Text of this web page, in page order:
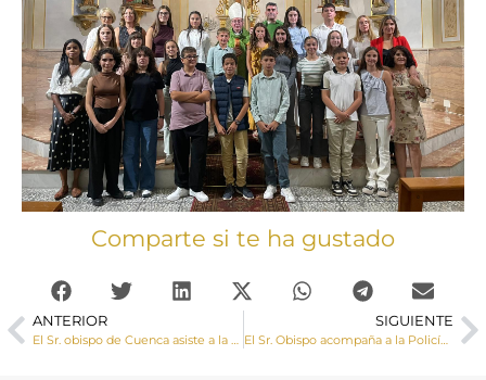
Comparte si te ha gustado
ANTERIOR
El Sr. obispo de Cuenca asiste a la toma de posesión de D. Abilio Martínez como nuevo obispo de Ciudad Real
SIGUIENTE
El Sr. Obispo acompaña a la Policía Local en la festividad de su patrón, San Miguel Arcángel